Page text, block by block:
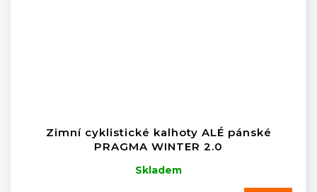
Zimní cyklistické kalhoty ALÉ pánské
PRAGMA WINTER 2.0
Skladem